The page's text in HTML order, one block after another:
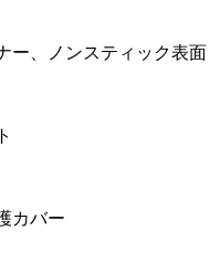
ー、ノンスティック表面
カバー